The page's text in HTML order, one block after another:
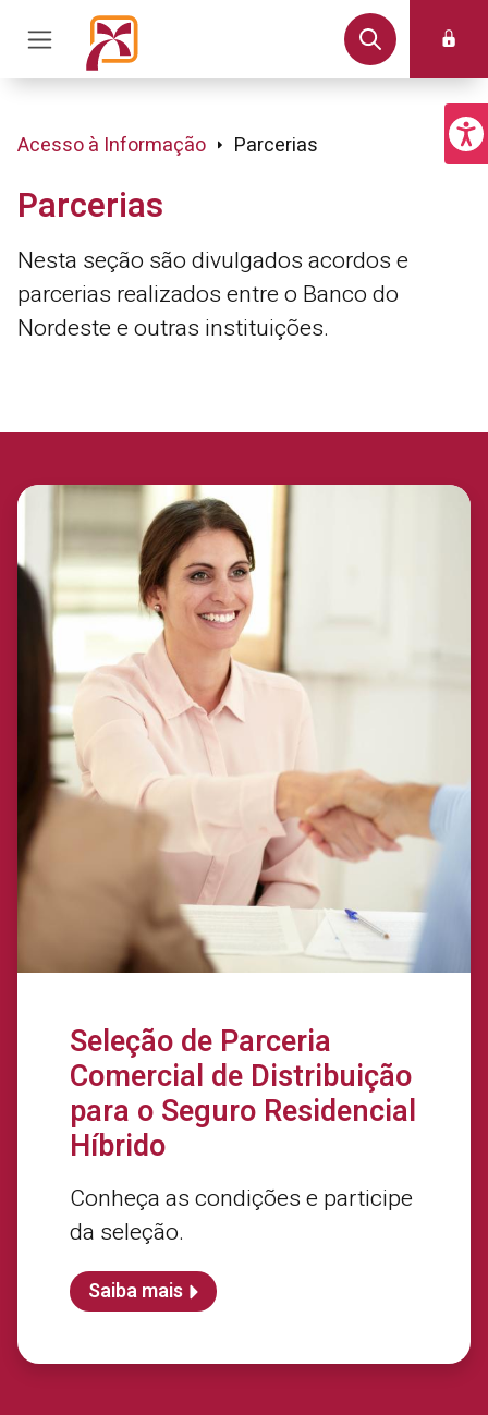
Acesso à Informação Parcerias
Parcerias
Nesta seção são divulgados acordos e
parcerias realizados entre o Banco do
Nordeste e outras instituições.
Seleção de Parceria
Comercial de Distribuição
para o Seguro Residencial
Híbrido
Conheça as condições e participe
da seleção.
Saiba mais